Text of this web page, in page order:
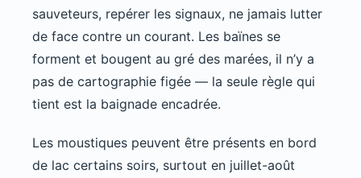
sauveteurs, repérer les signaux, ne jamais lutter
de face contre un courant. Les baïnes se
forment et bougent au gré des marées, il n’y a
pas de cartographie figée — la seule règle qui
tient est la baignade encadrée.
Les moustiques peuvent être présents en bord
de lac certains soirs, surtout en juillet-août